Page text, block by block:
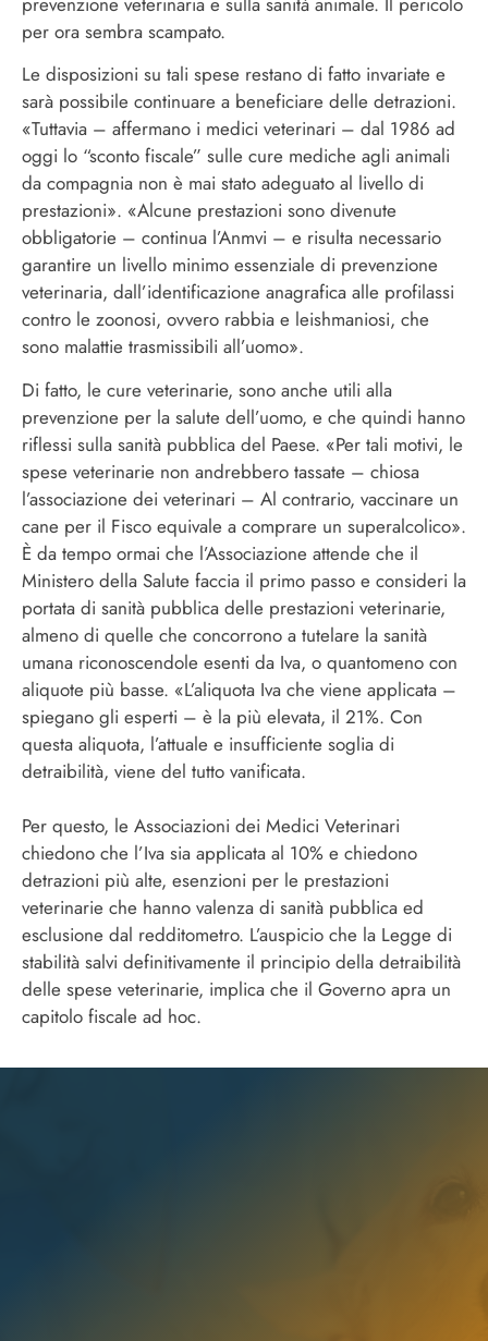
per ora sembra scampato.
Le disposizioni su tali spese restano di fatto invariate e
sarà possibile continuare a beneficiare delle detrazioni.
«Tuttavia – affermano i medici veterinari – dal 1986 ad
oggi lo “sconto fiscale” sulle cure mediche agli animali
da compagnia non è mai stato adeguato al livello di
prestazioni». «Alcune prestazioni sono divenute
obbligatorie – continua l’Anmvi – e risulta necessario
garantire un livello minimo essenziale di prevenzione
veterinaria, dall’identificazione anagrafica alle profilassi
contro le zoonosi, ovvero rabbia e leishmaniosi, che
sono malattie trasmissibili all’uomo».
Di fatto, le cure veterinarie, sono anche utili alla
prevenzione per la salute dell’uomo, e che quindi hanno
riflessi sulla sanità pubblica del Paese. «Per tali motivi, le
spese veterinarie non andrebbero tassate – chiosa
l’associazione dei veterinari – Al contrario, vaccinare un
cane per il Fisco equivale a comprare un superalcolico».
È da tempo ormai che l’Associazione attende che il
Ministero della Salute faccia il primo passo e consideri la
portata di sanità pubblica delle prestazioni veterinarie,
almeno di quelle che concorrono a tutelare la sanità
umana riconoscendole esenti da Iva, o quantomeno con
aliquote più basse. «L’aliquota Iva che viene applicata –
spiegano gli esperti – è la più elevata, il 21%. Con
questa aliquota, l’attuale e insufficiente soglia di
detraibilità, viene del tutto vanificata.
Per questo, le Associazioni dei Medici Veterinari
chiedono che l’Iva sia applicata al 10% e chiedono
detrazioni più alte, esenzioni per le prestazioni
veterinarie che hanno valenza di sanità pubblica ed
esclusione dal redditometro. L’auspicio che la Legge di
stabilità salvi definitivamente il principio della detraibilità
delle spese veterinarie, implica che il Governo apra un
capitolo fiscale ad hoc.